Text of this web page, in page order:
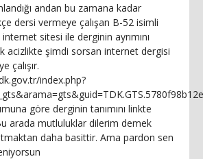
andan bu zamana kadar
dersi vermeye çalışan B-52 isimli
sitesi ile derginin ayrımını
acizlikte şimdi sorsan internet dergisi
çalışır.
index.php?
göre derginin tanımını linkte
arada mutluluklar dilerim demek
daha basittir. Ama pardon sen